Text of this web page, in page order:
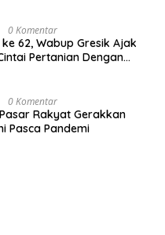
0 Komentar
62, Wabup Gresik Ajak
Pertanian Dengan
0 Komentar
Rakyat Gerakkan
Pasca Pandemi